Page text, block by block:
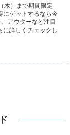
木）まで期間限定
にゲットするなら今
アウターなど注目
詳しくチェックし